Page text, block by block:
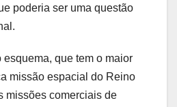
poderia ser uma questão
que tem o maior
missão espacial do Reino
missões comerciais de